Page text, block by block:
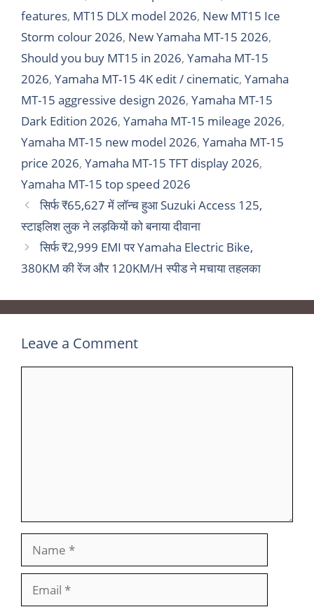
features, MT15 DLX model 2026, New MT15 Ice
Storm colour 2026, New Yamaha MT-15 2026,
Should you buy MT15 in 2026, Yamaha MT-15
2026, Yamaha MT-15 4K edit / cinematic, Yamaha
MT-15 aggressive design 2026, Yamaha MT-15
Dark Edition 2026, Yamaha MT-15 mileage 2026,
Yamaha MT-15 new model 2026, Yamaha MT-15
price 2026, Yamaha MT-15 TFT display 2026,
Yamaha MT-15 top speed 2026
सिर्फ ₹65,627 में लॉन्च हुआ Suzuki Access 125,
स्टाइलिश लुक ने लड़कियों को बनाया दीवाना
सिर्फ ₹2,999 EMI पर Yamaha Electric Bike,
380KM की रेंज और 120KM/H स्पीड ने मचाया तहलका
Leave a Comment